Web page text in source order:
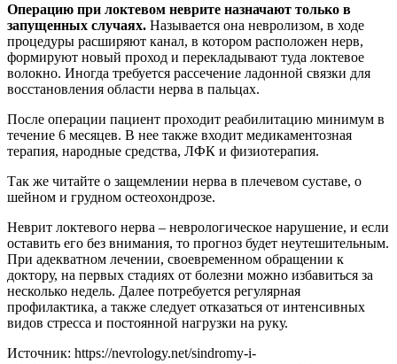
Операцию при локтевом неврите назначают только в
запущенных случаях. Называется она невролизом, в ходе
процедуры расширяют канал, в котором расположен нерв,
формируют новый проход и перекладывают туда локтевое
волокно. Иногда требуется рассечение ладонной связки для
восстановления области нерва в пальцах.
После операции пациент проходит реабилитацию минимум в
течение 6 месяцев. В нее также входит медикаментозная
терапия, народные средства, ЛФК и физиотерапия.
Так же читайте о защемлении нерва в плечевом суставе, о
шейном и грудном остеохондрозе.
Неврит локтевого нерва – неврологическое нарушение, и если
оставить его без внимания, то прогноз будет неутешительным.
При адекватном лечении, своевременном обращении к
доктору, на первых стадиях от болезни можно избавиться за
несколько недель. Далее потребуется регулярная
профилактика, а также следует отказаться от интенсивных
видов стресса и постоянной нагрузки на руку.
Источник: https://nevrology.net/sindromy-i-